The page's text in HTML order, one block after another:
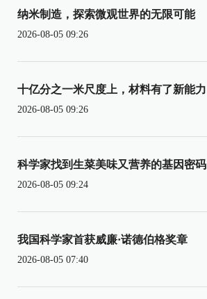
纳米制造，探索微观世界的无限可能
2026-08-05 09:26
十亿分之一米尺度上，材料有了新能力
2026-08-05 09:26
科学家找到生菜美味又营养的基因密码
2026-08-05 09:24
我国科学家首获威廉·诺德伯格奖章
2026-08-05 07:40